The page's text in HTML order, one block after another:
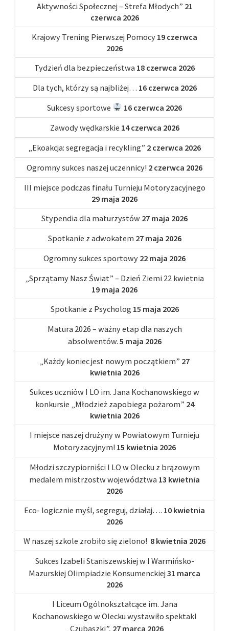
Aktywności Społecznej – Strefa Młodych” 21
czerwca 2026
Krajowy Trening Pierwszej Pomocy 19 czerwca
2026
Tydzień dla bezpieczeństwa 18 czerwca 2026
Dla tych, którzy są najbliżej… 16 czerwca 2026
Sukcesy sportowe
16 czerwca 2026
Zawody wędkarskie 14 czerwca 2026
„Ekoakcja: segregacja i recykling” 2 czerwca 2026
Ogromny sukces naszej uczennicy! 2 czerwca 2026
III miejsce podczas finału Turnieju Motoryzacyjnego
29 maja 2026
Stypendia dla maturzystów 27 maja 2026
Spotkanie z adwokatem 27 maja 2026
Ogromny sukces sportowy 22 maja 2026
„Sprzątamy Nasz Świat” – Dzień Ziemi 22 kwietnia
19 maja 2026
Spotkanie z Psycholog 15 maja 2026
Matura 2026 – ważny etap dla naszych
absolwentów. 5 maja 2026
„Każdy koniec jest nowym początkiem” 27
kwietnia 2026
Sukces uczniów I LO im. Jana Kochanowskiego w
konkursie „Młodzież zapobiega pożarom” 24
kwietnia 2026
I miejsce naszej drużyny w Powiatowym Turnieju
Motoryzacyjnym! 15 kwietnia 2026
Młodzi szczypiorniści I LO w Olecku z brązowym
medalem mistrzostw województwa 13 kwietnia
2026
Eco- logicznie myśl, segreguj, działaj…. 10 kwietnia
2026
W naszej szkole zrobiło się zielono! 8 kwietnia 2026
Sukces Izabeli Staniszewskiej w I Warmińsko-
Mazurskiej Olimpiadzie Konsumenckiej 31 marca
2026
I Liceum Ogólnokształcące im. Jana
Kochanowskiego w Olecku wystawiło spektakl
„Czubaszki”, 27 marca 2026